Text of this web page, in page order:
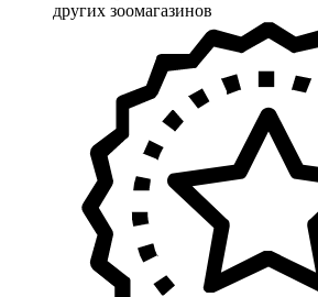
других зоомагазинов